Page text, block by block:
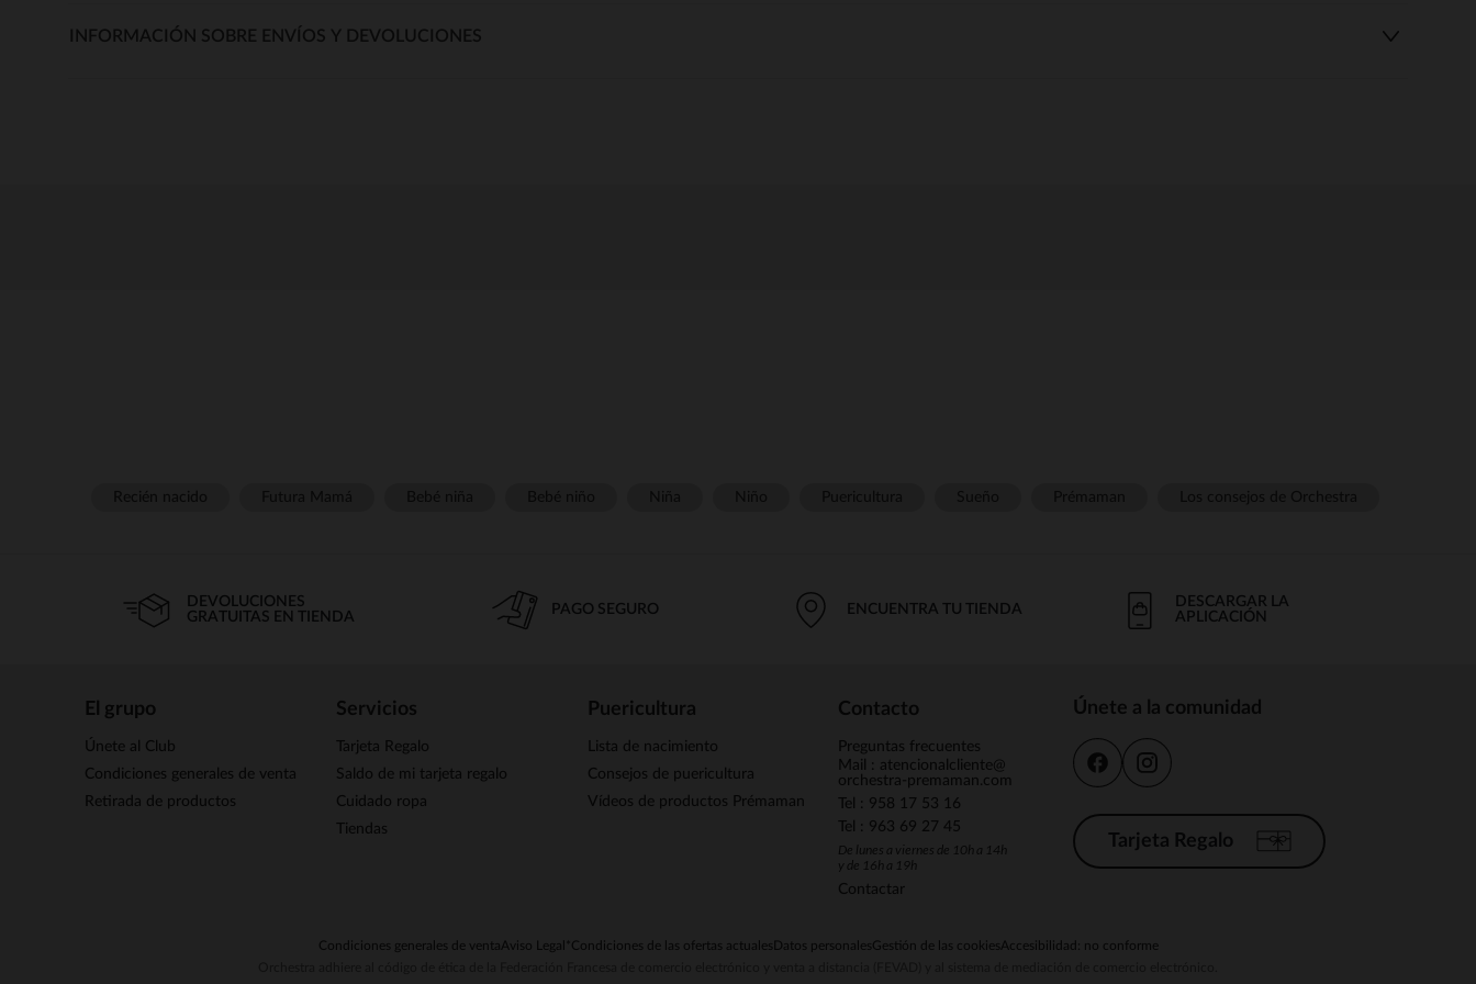
INFORMACIÓN SOBRE ENVÍOS Y DEVOLUCIONES
DEVOLUCIONES
GRATUITAS EN TIENDA
PAGO SEGURO ENCUENTRA TU TIENDA
DESCARGAR LA
APLICACIÓN
El grupo
Únete al Club
Condiciones generales de venta
Retirada de productos
Servicios
Tarjeta Regalo
Saldo de mi tarjeta regalo
Cuidado ropa
Tiendas
Puericultura
Lista de nacimiento
Consejos de puericultura
Vídeos de productos Prémaman
Contacto
Preguntas frecuentes
Mail : atencionalcliente@
orchestra-premaman.com
Tel : 958 17 53 16
Tel : 963 69 27 45
De lunes a viernes de 10h a 14h
y de 16h a 19h
Contactar
Únete a la comunidad
Tarjeta Regalo
Condiciones generales de ventaAviso Legal *Condiciones de las ofertas actuales Datos personalesGestión de las cookiesAccesibilidad: no conforme